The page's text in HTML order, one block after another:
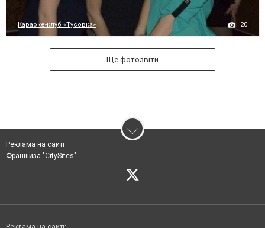
Караоке-клуб «Тусовка» 20
Ще фотозвіти
Реклама на сайті
Франшиза "CitySites"